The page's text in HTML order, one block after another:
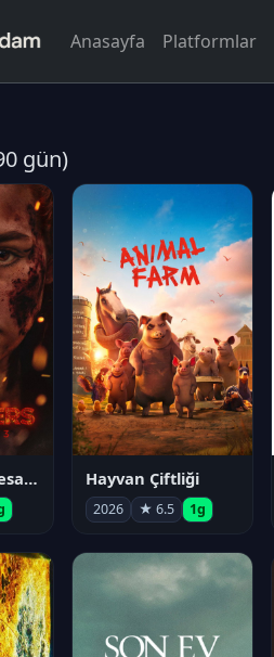
Anasayfa Platformlar
gün)
Ziyaretçiler: Hesaplaşma Hayvan Çiftliği
2026 ★ 6.5 1g